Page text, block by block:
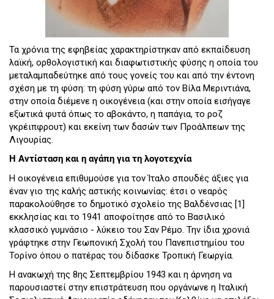
Τα χρόνια της εφηβείας χαρακτηρίστηκαν από εκπαίδευση
λαϊκή, ορθολογιστική και διαφωτιστικής φύσης η οποία του
μεταλαμπαδεύτηκε από τους γονείς του και από την έντονη
σχέση με τη φύση: τη φύση γύρω από τον Βίλα Μεριντιάνα,
στην οποία διέμενε η οικογένεια (και στην οποία εισήγαγε
εξωτικά φυτά όπως το αβοκάντο, η παπάγια, το ροζ
γκρέιπφρουτ) και εκείνη των δασών των Προάλπεων της
Λιγουρίας.
Η Αντίσταση και η αγάπη για τη λογοτεχνία
Η οικογένεια επιθυμούσε για τον Ίταλο σπουδές άξιες για
έναν γιο της καλής αστικής κοινωνίας: έτσι ο νεαρός
παρακολούθησε το δημοτικό σχολείο της Βαλδένσιας [1]
εκκλησίας και το 1941 αποφοίτησε από το Βασιλικό
κλασσικό γυμνάσιο - λύκειο του Σαν Ρέμο. Την ίδια χρονιά
γράφτηκε στην Γεωπονική Σχολή του Πανεπιστημίου του
Τορίνο όπου ο πατέρας του δίδασκε Τροπική Γεωργία.
Η ανακωχή της 8ης Σεπτεμβρίου 1943 και η άρνηση να
παρουσιαστεί στην επιστράτευση που οργάνωνε η Ιταλική